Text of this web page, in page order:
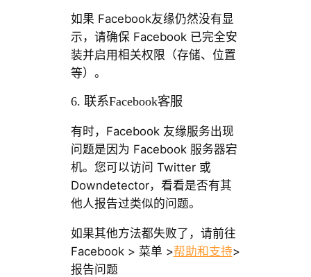
如果 Facebook友缘仍然没有显
示，请确保 Facebook 已完全安
装并启用相关权限（存储、位置
等）。
6. 联系Facebook客服
有时，Facebook 友缘服务出现
问题是因为 Facebook 服务器宕
机。您可以访问 Twitter 或
Downdetector，看看是否有其
他人报告过类似的问题。
如果其他方法都失败了，请前往
Facebook > 菜单 >帮助和支持>
报告问题